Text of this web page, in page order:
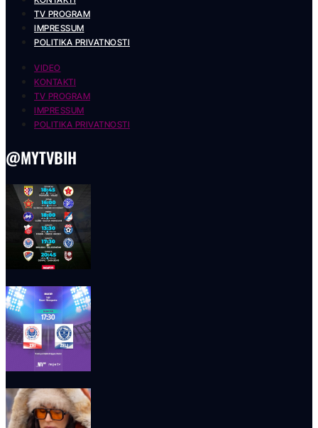
TV PROGRAM
IMPRESSUM
POLITIKA PRIVATNOSTI
VIDEO
KONTAKTI
TV PROGRAM
IMPRESSUM
POLITIKA PRIVATNOSTI
@MYTVBIH